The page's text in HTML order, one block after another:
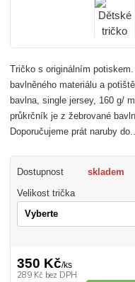
Tričko s originálním
bavlněného materiálu a
bavlna, single jersey, 160 g/
průkrčník je z žebrované
Doporučujeme prát naruby
Dostupnost skladem
Velikost trička
350 Kč/ks
289 Kč bez DPH